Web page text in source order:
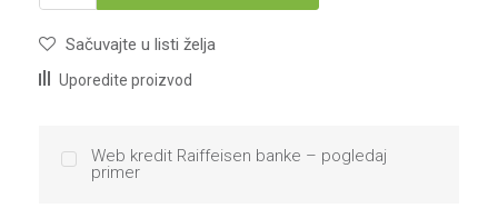
Sačuvajte u listi želja
Uporedite proizvod
Web kredit Raiffeisen banke – pogledaj
primer